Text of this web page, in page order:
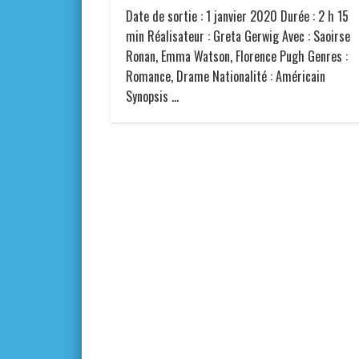
Date de sortie : 1 janvier 2020 Durée : 2 h 15
min Réalisateur : Greta Gerwig Avec : Saoirse
Ronan, Emma Watson, Florence Pugh Genres :
Romance, Drame Nationalité : Américain
Synopsis …